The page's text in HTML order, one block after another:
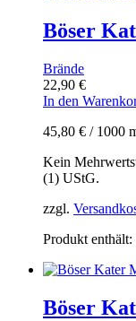
Böser
Brände
22,90 €
In den
45,80 € / 1000
Kein
(1) UStG.
zzgl.
Produkt enthält:
Böser